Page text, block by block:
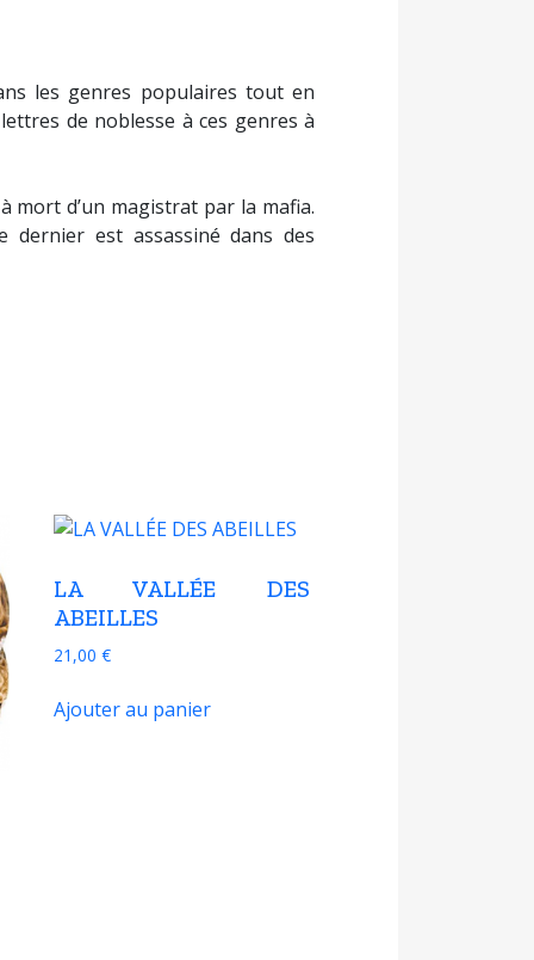
les genres populaires tout en
de noblesse à ces genres à
mort d’un magistrat par la mafia.
dernier est assassiné dans des
LA VALLÉE DES
ABEILLES
21,00 €
Ajouter au panier